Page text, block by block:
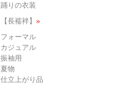
踊りの衣装
【長襦袢】 »
フォーマル
カジュアル
振袖用
夏物
仕立上がり品